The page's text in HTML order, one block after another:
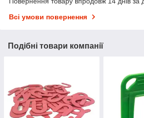
Всі умови повернення
Подібні товари компанії